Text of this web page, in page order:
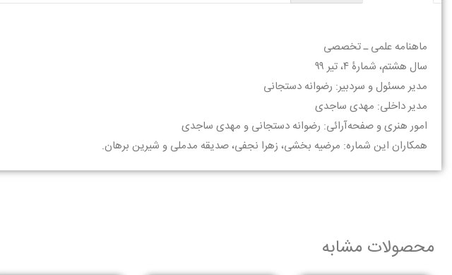
ماهنامه علمی ـ تخصصی
سال هشتم، شمارۀ ۴، تیر ۹۹
مدیر مسئول و سردبیر: رضوانه دستجانی
مدیر داخلی: مهدی ساجدی
امور هنری و صفحه‌آرائی: رضوانه دستجانی و مهدی ساجدی
همکاران این شماره: مرضیه بخشی، زهرا نجفی، صدیقه مدملی و شیرین برهان.
محصولات مشابه